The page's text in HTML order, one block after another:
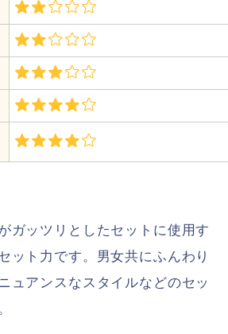
ガッツリとしたセットに使用す
ット力です。男女共にふんわり
ュアンスなスタイルなどのセッ